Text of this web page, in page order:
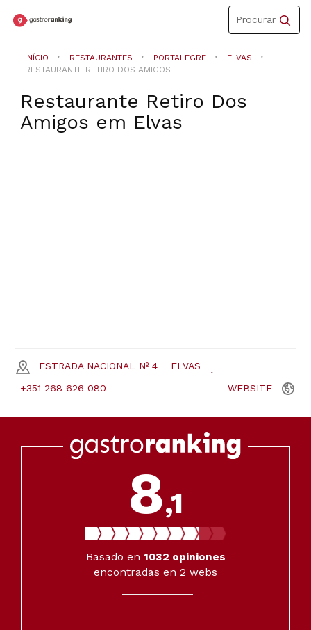
Toggle
navigation
Procurar
INÍCIO RESTAURANTES PORTALEGRE
ELVAS
RESTAURANTE RETIRO DOS AMIGOS
Restaurante Retiro Dos
Amigos em Elvas
ESTRADA NACIONAL Nº 4 ELVAS
+351 268 626 080 WEBSITE
8,1
Basado en 1032 opiniones
encontradas en 2 webs